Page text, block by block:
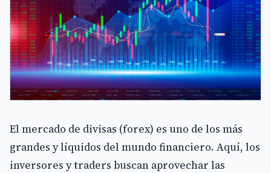
El mercado de divisas (forex) es uno de los más
grandes y líquidos del mundo financiero. Aquí, los
inversores y traders buscan aprovechar las